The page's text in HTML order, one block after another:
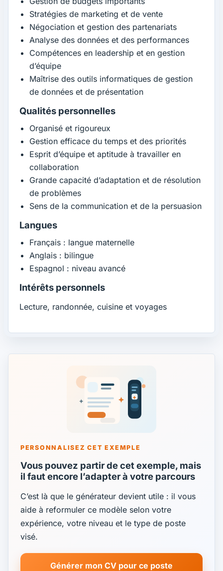
Stratégies de marketing et de vente
Négociation et gestion des partenariats
Analyse des données et des performances
Compétences en leadership et en gestion
d’équipe
Maîtrise des outils informatiques de gestion
de données et de présentation
Qualités personnelles
Organisé et rigoureux
Gestion efficace du temps et des priorités
Esprit d’équipe et aptitude à travailler en
collaboration
Grande capacité d’adaptation et de résolution
de problèmes
Sens de la communication et de la persuasion
Langues
Français : langue maternelle
Anglais : bilingue
Espagnol : niveau avancé
Intérêts personnels
Lecture, randonnée, cuisine et voyages
PERSONNALISEZ CET EXEMPLE
Vous pouvez partir de cet exemple, mais
il faut encore l’adapter à votre parcours
C’est là que le générateur devient utile : il vous
aide à reformuler ce modèle selon votre
expérience, votre niveau et le type de poste
visé.
Générer mon CV pour ce poste